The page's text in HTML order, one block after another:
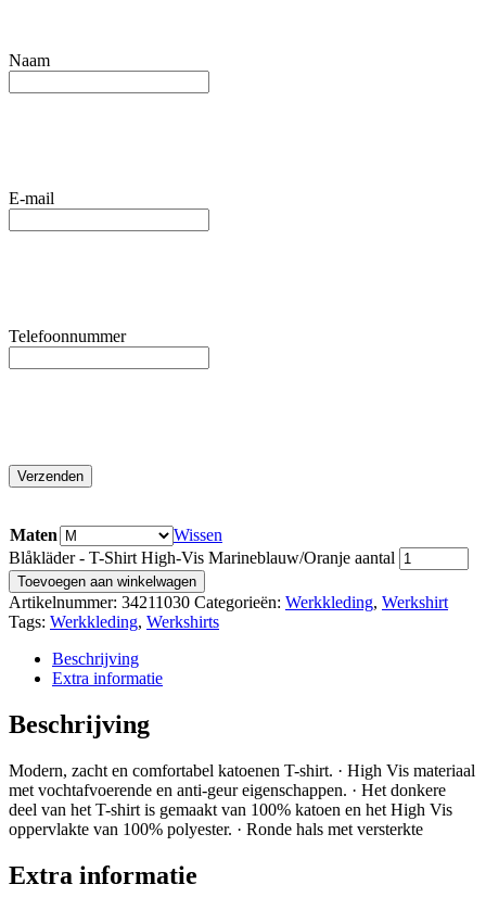
Naam
E-mail
Telefoonnummer
Verzenden
Maten
Wissen
Blåkläder - T-Shirt High-Vis Marineblauw/Oranje aantal
Toevoegen aan winkelwagen
Artikelnummer: 34211030 Categorieën: Werkkleding, Werkshirt
Tags: Werkkleding, Werkshirts
Beschrijving
Extra informatie
Beschrijving
Modern, zacht en comfortabel katoenen T-shirt. · High Vis materiaal
met vochtafvoerende en anti-geur eigenschappen. · Het donkere
deel van het T-shirt is gemaakt van 100% katoen en het High Vis
oppervlakte van 100% polyester. · Ronde hals met versterkte
Extra informatie